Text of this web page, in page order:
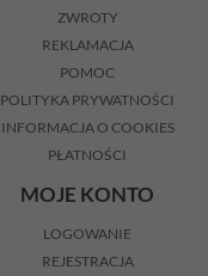
ZWROTY
REKLAMACJA
POMOC
POLITYKA PRYWATNOŚCI
INFORMACJA O COOKIES
PŁATNOŚCI
MOJE KONTO
LOGOWANIE
REJESTRACJA